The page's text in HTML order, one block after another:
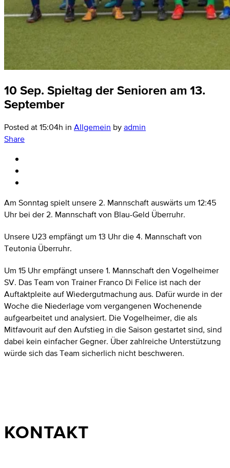
10 Sep. Spieltag der Senioren am 13.
September
Posted at 15:04h in Allgemein byadmin
Share
Am Sonntag spielt unsere 2. Mannschaft auswärts um 12:45
Uhr bei der 2. Mannschaft von Blau-Geld Überruhr.
Unsere U23 empfängt um 13 Uhr die 4. Mannschaft von
Teutonia Überruhr.
Um 15 Uhr empfängt unsere 1. Mannschaft den Vogelheimer
SV. Das Team von Trainer Franco Di Felice ist nach der
Auftaktpleite auf Wiedergutmachung aus. Dafür wurde in der
Woche die Niederlage vom vergangenen Wochenende
aufgearbeitet und analysiert. Die Vogelheimer, die als
Mitfavourit auf den Aufstieg in die Saison gestartet sind, sind
dabei kein einfacher Gegner. Über zahlreiche Unterstützung
würde sich das Team sicherlich nicht beschweren.
KONTAKT